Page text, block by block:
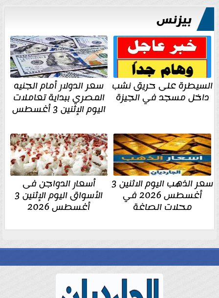
بيزنس
السيطرة على حريق نشب
داخل مسجد في الجيزة
سعر الدولار أمام الجنيه
المصري ببداية تعاملات
اليوم الإثنين 3 أغسطس
سعر الذهب اليوم الاثنين 3
أغسطس 2026 في
محلات الصاغة
أسعار الدواجن فى
الأسواق اليوم الإثنين 3
أغسطس 2026